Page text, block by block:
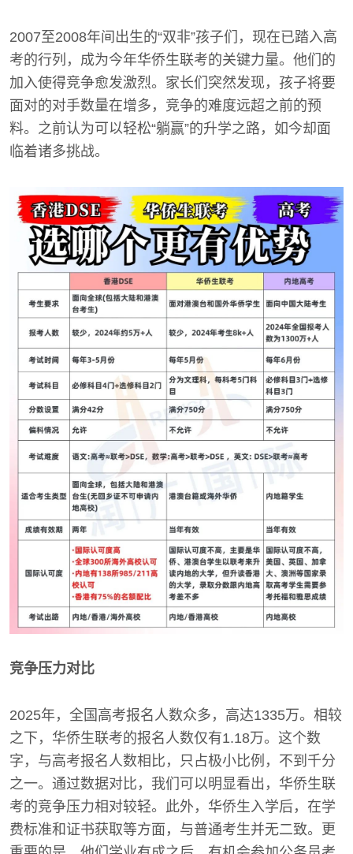
2007至2008年间出生的“双非”孩子们，现在已踏入高
考的行列，成为今年华侨生联考的关键力量。他们的
加入使得竞争愈发激烈。家长们突然发现，孩子将要
面对的对手数量在增多，竞争的难度远超之前的预
料。之前认为可以轻松“躺赢”的升学之路，如今却面
临着诸多挑战。
竞争压力对比
2025年，全国高考报名人数众多，高达1335万。相较
之下，华侨生联考的报名人数仅有1.18万。这个数
字，与高考报名人数相比，只占极小比例，不到千分
之一。通过数据对比，我们可以明显看出，华侨生联
考的竞争压力相对较轻。此外，华侨生入学后，在学
费标准和证书获取等方面，与普通考生并无二致。更